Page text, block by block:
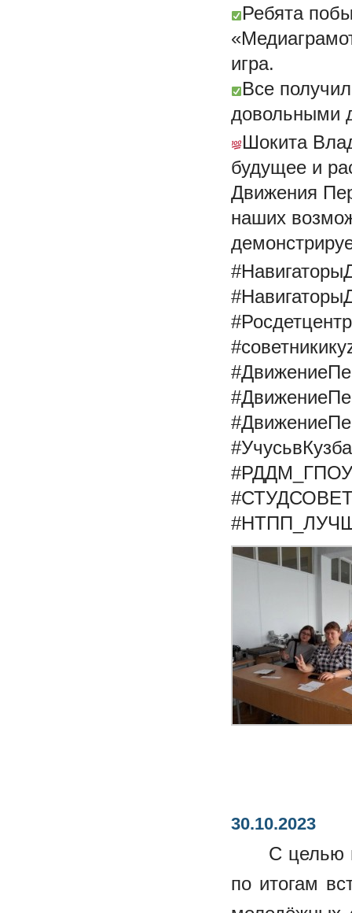
Ребята
игра.
Все
довольными
Шокита
будущее и
Движения
наших
#Росдетцентр
30.10.2023
С целью
по итогам